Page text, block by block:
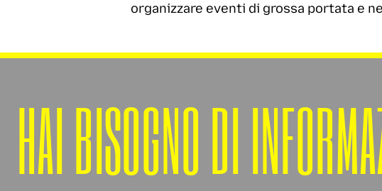
organizzare eventi di grossa portata e
HAI BISOGNO DI